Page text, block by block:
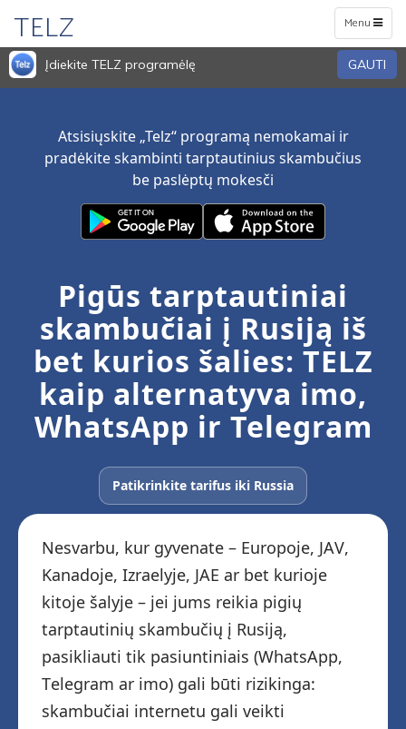
Toggle
navigation
Menu
TELZ
Įdiekite TELZ programėlę GAUTI
Atsisiųskite „Telz“ programą nemokamai ir
pradėkite skambinti tarptautinius skambučius
be paslėptų mokesči
Pigūs tarptautiniai
skambučiai į Rusiją iš
bet kurios šalies: TELZ
kaip alternatyva imo,
WhatsApp ir Telegram
Patikrinkite tarifus iki Russia
Nesvarbu, kur gyvenate – Europoje, JAV,
Kanadoje, Izraelyje, JAE ar bet kurioje
kitoje šalyje – jei jums reikia pigių
tarptautinių skambučių į Rusiją,
pasikliauti tik pasiuntiniais (WhatsApp,
Telegram ar imo) gali būti rizikinga:
skambučiai internetu gali veikti